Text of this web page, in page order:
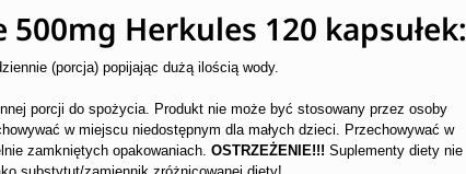
Herkules 120 kapsułek:
(porcja) popijając dużą ilością wody.
porcji do spożycia. Produkt nie może być stosowany przez osoby
w miejscu niedostępnym dla małych dzieci. Przechowywać w
zamkniętych opakowaniach. OSTRZEŻENIE!!! Suplementy diety nie